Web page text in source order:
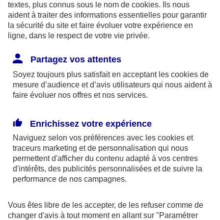
sont de 1,875 % du bénéfice imposable limité à 8
fois le PASS ou si plus favorable, 2,5 % du PASS.
Madelin,
(sauf quelques cas exceptionnels) et la sortie se fait
obligatoirementen rente(sauf exceptions).
En outre, à la retraite, la rente perçue chaque
année, sera imposable dans la catégorie des
pensions. Elle supporte également des
prélèvements sociaux aux taux en vigueur au jour
textes, plus connus sous le nom de cookies. Ils nous
aident à traiter des informations essentielles pour garantir
la sécurité du site et faire évoluer votre expérience en
ligne, dans le respect de votre vie privée.
Partagez vos attentes
Soyez toujours plus satisfait en acceptant les cookies de
mesure d’audience et d’avis utilisateurs qui nous aident à
faire évoluer nos offres et nos services.
Enrichissez votre expérience
Naviguez selon vos préférences avec les cookies et
traceurs marketing et de personnalisation qui nous
permettent d'afficher du contenu adapté à vos centres
d'intérêts, des publicités personnalisées et de suivre la
performance de nos campagnes.
Vous êtes libre de les accepter, de les refuser comme de
changer d'avis à tout moment en allant sur "Paramétrer